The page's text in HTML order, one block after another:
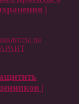
|
на
|